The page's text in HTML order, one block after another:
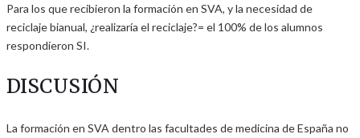
Para los que recibieron la formación en SVA, y la necesidad de
reciclaje bianual, ¿realizaría el reciclaje?= el 100% de los alumnos
respondieron SI.
DISCUSIÓN
La formación en SVA dentro las facultades de medicina de España no